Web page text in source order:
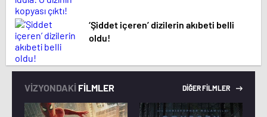
‘Şiddet içeren’ dizilerin akıbeti belli
oldu!
VİZYONDAKİ FİLMLER DİĞER FİLMLER